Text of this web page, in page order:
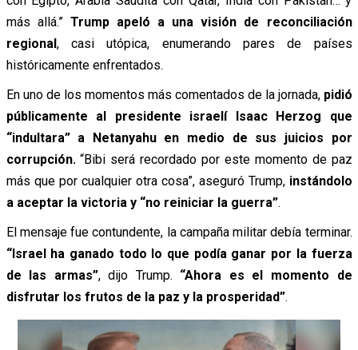
más allá.” Trump apeló a una visión de reconciliación
regional, casi utópica, enumerando pares de países
históricamente enfrentados.
En uno de los momentos más comentados de la jornada, pidió
públicamente al presidente israelí Isaac Herzog que
“indultara” a Netanyahu en medio de sus juicios por
corrupción.“Bibi será recordado por este momento de paz
más que por cualquier otra cosa”, aseguró Trump,instándolo
a aceptar la victoria y “no reiniciar la guerra”.
El mensaje fue contundente, la campaña militar debía terminar.
“Israel ha ganado todo lo que podía ganar por la fuerza
de las armas”, dijo Trump. “Ahora es el momento de
disfrutar los frutos de la paz y la prosperidad”.